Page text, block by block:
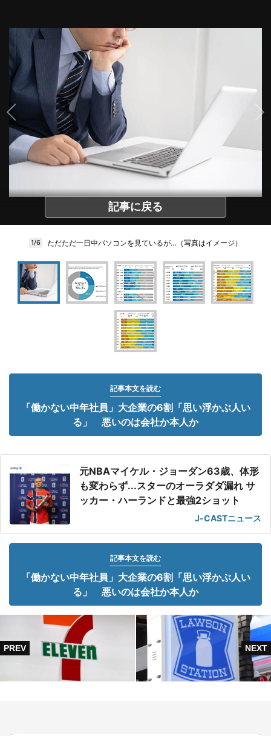
記事に戻る
1/6 ただただ一日中パソコンを見ているが…（写真はイメージ）
記事本文を読む
「働かない中年社員」大企業の6割「思い浮かぶ人い
る」 悪いのは会社か本人か
元NBAマイケル・ジョーダン63歳、体形
も変わらず...スターのオーラダダ漏れ サ
ッカー・ハーランドと最強2ショット
J-CASTニュース
記事本文を読む
「働かない中年社員」大企業の6割「思い浮かぶ人い
る」 悪いのは会社か本人か